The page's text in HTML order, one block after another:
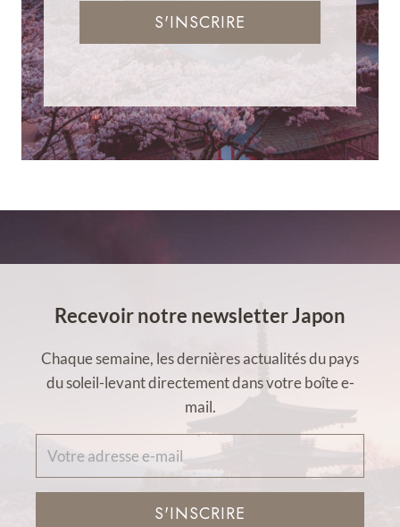
S'INSCRIRE
Recevoir notre newsletter Japon
Chaque semaine, les dernières actualités du pays
du soleil-levant directement dans votre boîte e-
mail.
S'INSCRIRE